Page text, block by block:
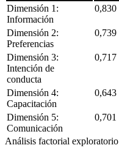
Dimensión 1:
Información
0,830
Dimensión 2:
Preferencias
0,739
Dimensión 3:
Intención de
conducta
0,717
Dimensión 4:
Capacitación
0,643
Dimensión 5:
Comunicación
0,701
Análisis factorial exploratorio